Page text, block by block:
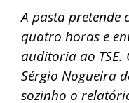
A pasta
quatro horas e
auditoria ao TSE.
Sérgio Nogueira
sozinho o